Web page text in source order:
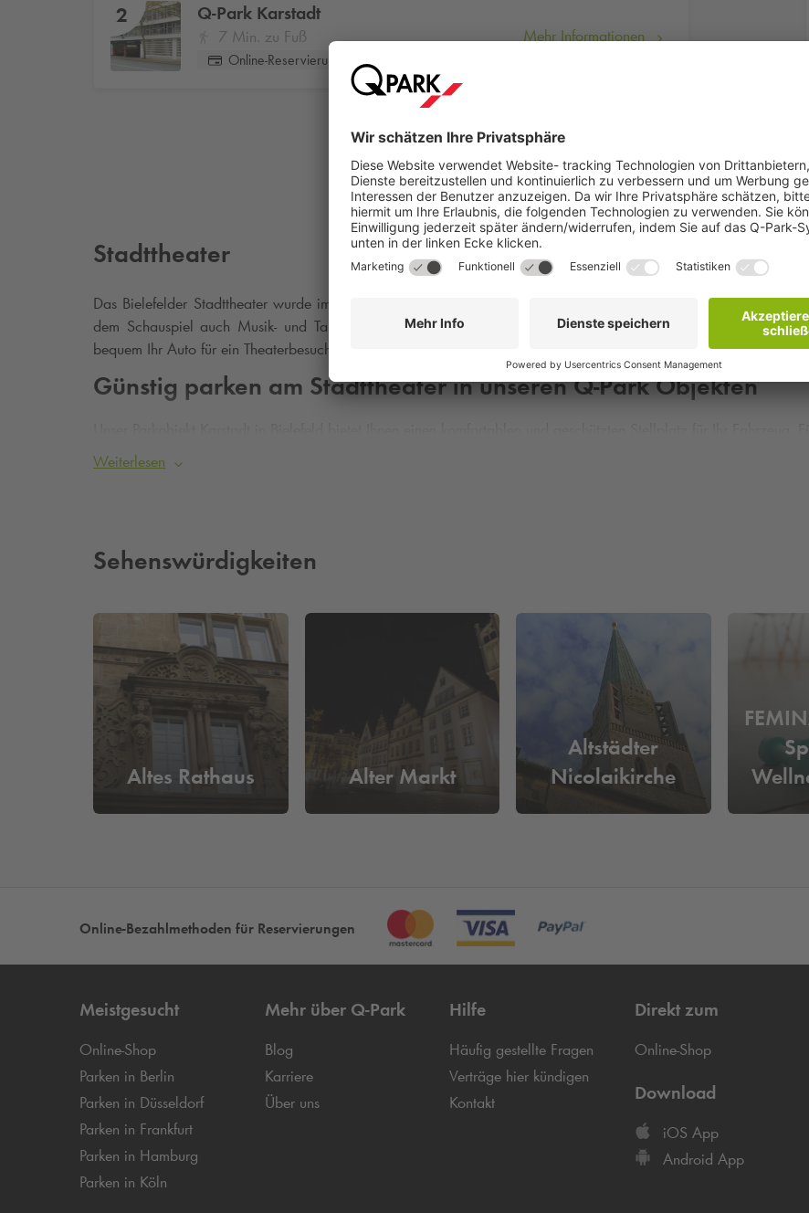
2 Q-Park Karstadt
7 Min. zu Fuß
Online-Reservierung
Mehr Informationen
Stadttheater
Das Bielefelder Stadttheater wurde im Jahr 1904 eröffnet und ist das größte Theater der Region Ostwestfalen.
dem Schauspiel auch Musik- und Tanztheater statt. Unsere
Parkhäuser befinden sich in unmittelbarer
bequem Ihr Auto für ein Theaterbesuch parken.
Günstig parken am Stadttheater in unserenQ-ParkObjekten
sicher und komfortabel im Parkobjekt Karstadt sowie im Parkobjekt Centrum. Nutzen Sie die Zeit in Bielefeld und
umzuparken.
Weiterlesen
Sehenswürdigkeiten
Altes Rathaus Alter Markt
Altstädter
Nicolaikirche
Online-Bezahlmethoden für Reservierungen
Meistgesucht
Online-Shop
Parken in Berlin
Parken in Düsseldorf
Parken in Frankfurt
Parken in Hamburg
Parken in Köln
Mehr über Q-Park
Blog
Karriere
Über uns
Hilfe
Häufig gestellte Fragen
Verträge hier kündigen
Kontakt
Direkt zum
Online-Shop
Download
iOS App
Android App